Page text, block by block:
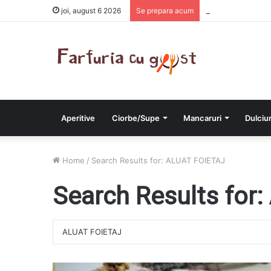
joi, august 6 2026 Se prepara acum
Aperitive Ciorbe/Supe Mancaruri
Home / Search Results for: ALUAT FOIETAJ
Search Results for: